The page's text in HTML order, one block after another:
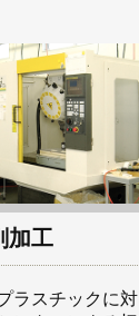
加工
ラスチックに対